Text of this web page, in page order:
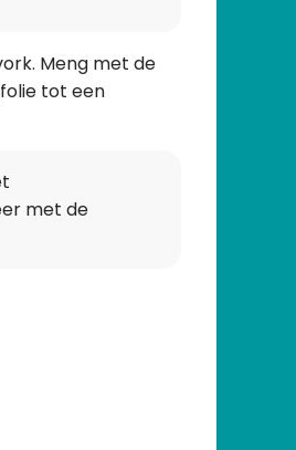
Meng met de
tot een
met de